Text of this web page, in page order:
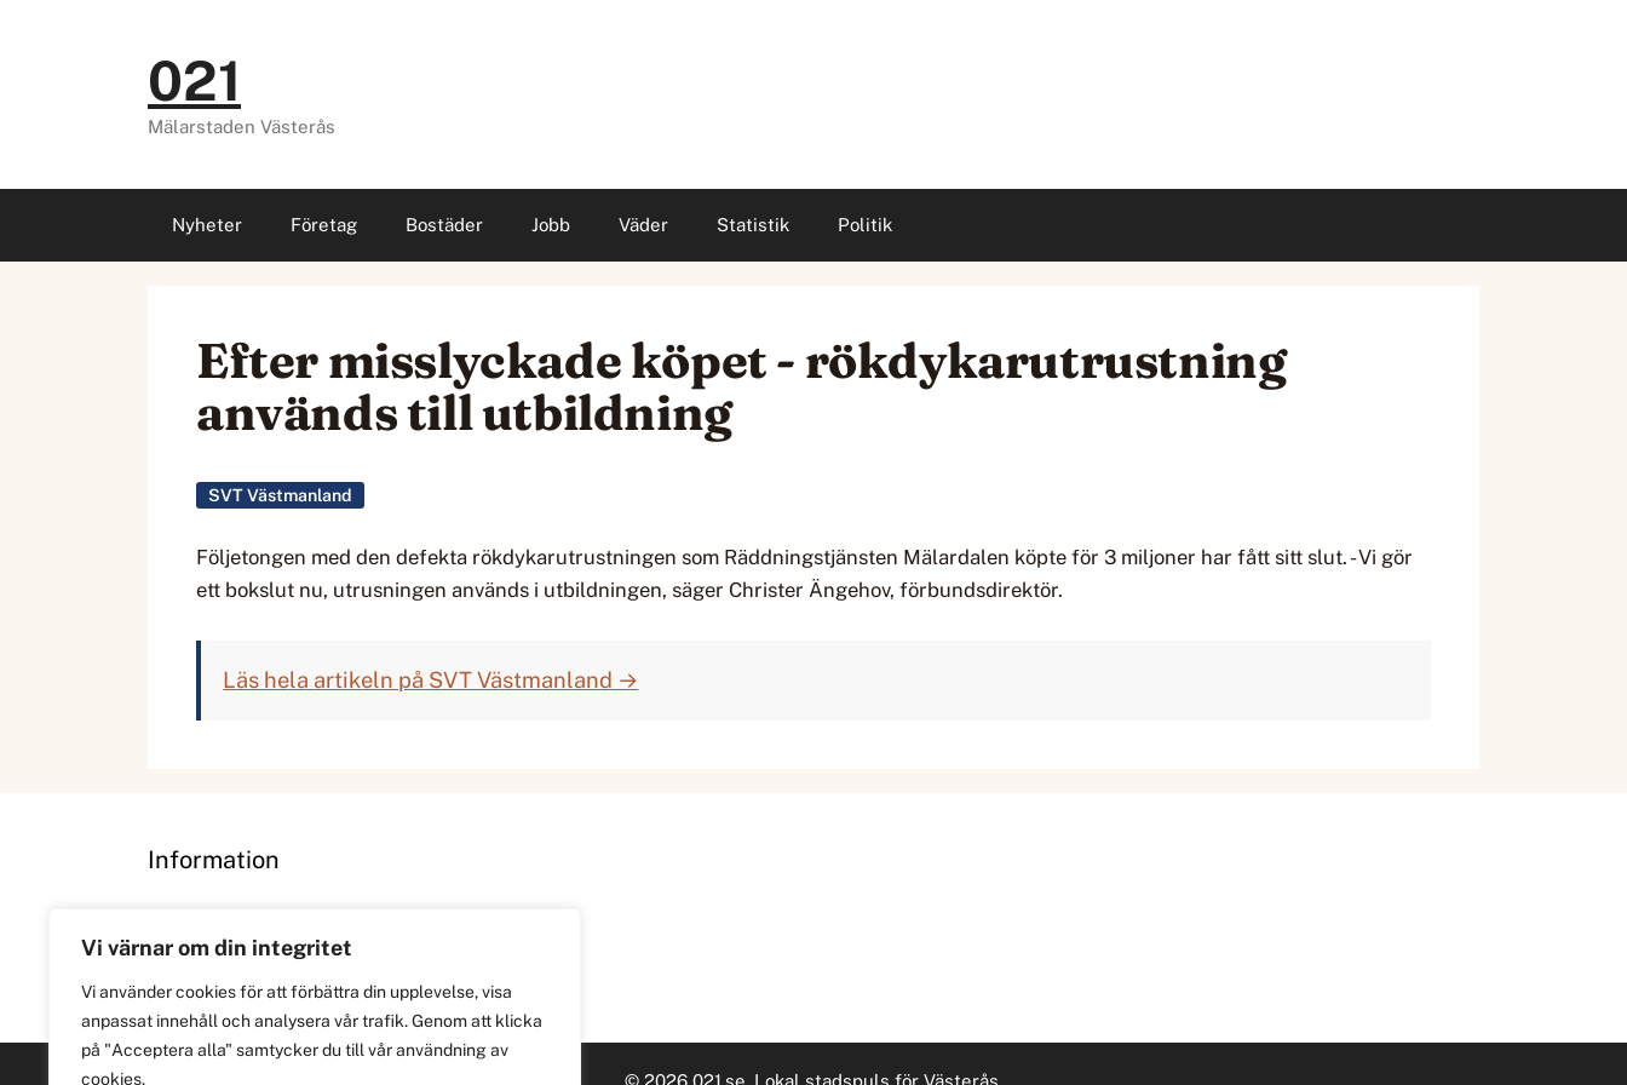
Vi värnar om din integritet
Vi använder cookies för att förbättra din upplevelse, visa
anpassat innehåll och analysera vår trafik. Genom att klicka
på "Acceptera alla" samtycker du till vår användning av
cookies.
021
Mälarstaden Västerås
Nyheter Företag Bostäder Jobb Väder Statistik Politik
Efter misslyckade köpet - rökdykarutrustning
används till utbildning
SVT Västmanland
Följetongen med den defekta rökdykarutrustningen som Räddningstjänsten Mälardalen köpte för 3 miljoner har fått sitt slut. - Vi gör
ett bokslut nu, utrusningen används i utbildningen, säger Christer Ängehov, förbundsdirektör.
Läs hela artikeln på SVT Västmanland →
Information